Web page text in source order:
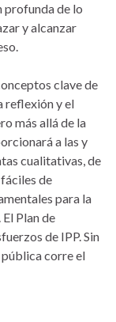
profunda de lo
y alcanzar
clave de
reflexión y el
más allá de la
a las y
cualitativas, de
de
para la
Plan de
de IPP. Sin
corre el